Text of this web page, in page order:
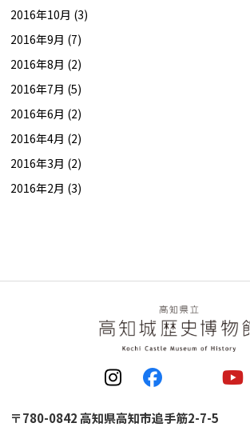
2016年10月 (3)
2016年9月 (7)
2016年8月 (2)
2016年7月 (5)
2016年6月 (2)
2016年4月 (2)
2016年3月 (2)
2016年2月 (3)
〒780-0842 高知県高知市追手筋2-7-5